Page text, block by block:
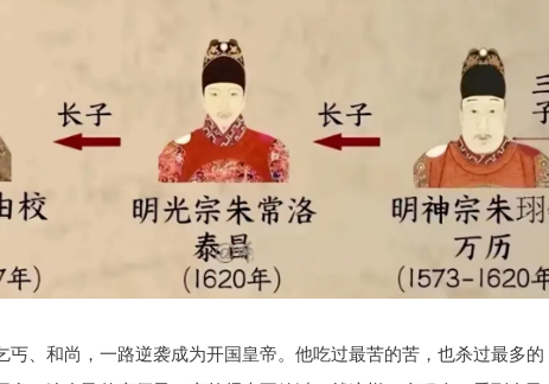
、和尚，一路逆袭成为开国皇帝。他吃过最苦的苦，也杀过最多的